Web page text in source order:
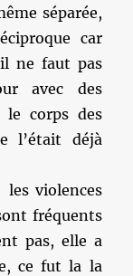
séparée,
car
ne faut pas
avec des
le corps des
l’était déjà
les violences
fréquents
pas, elle a
ce fut la la